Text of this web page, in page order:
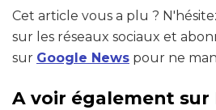
Cet article vous a plu ?
sur les réseaux sociaux et
sur Google News pour ne
A voir également sur